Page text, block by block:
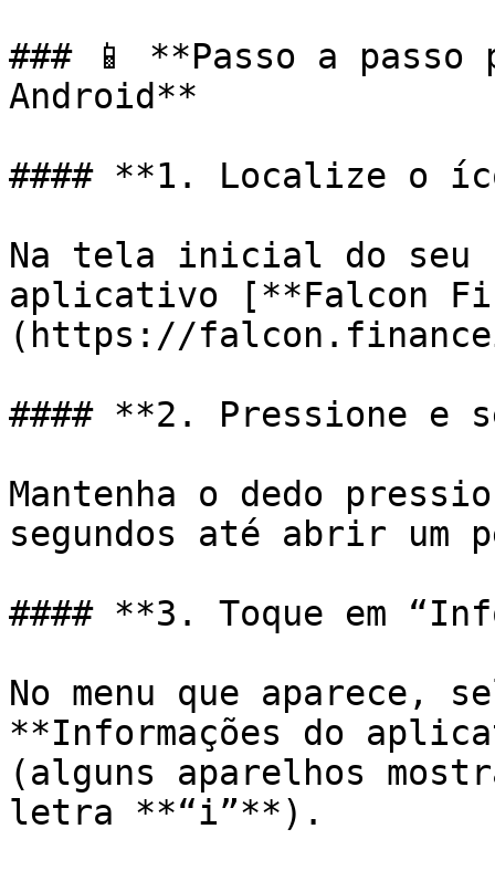
### 📱 **Passo a
Android**
#### **1. Localize o
Na tela inicial do seu
aplicativo [**Falcon
(https://
#### **2. Pressione e
Mantenha o dedo
segundos até abrir um
#### **3. Toque em
No menu que aparece,
**Informações do
(alguns aparelhos
letra **“i”**).